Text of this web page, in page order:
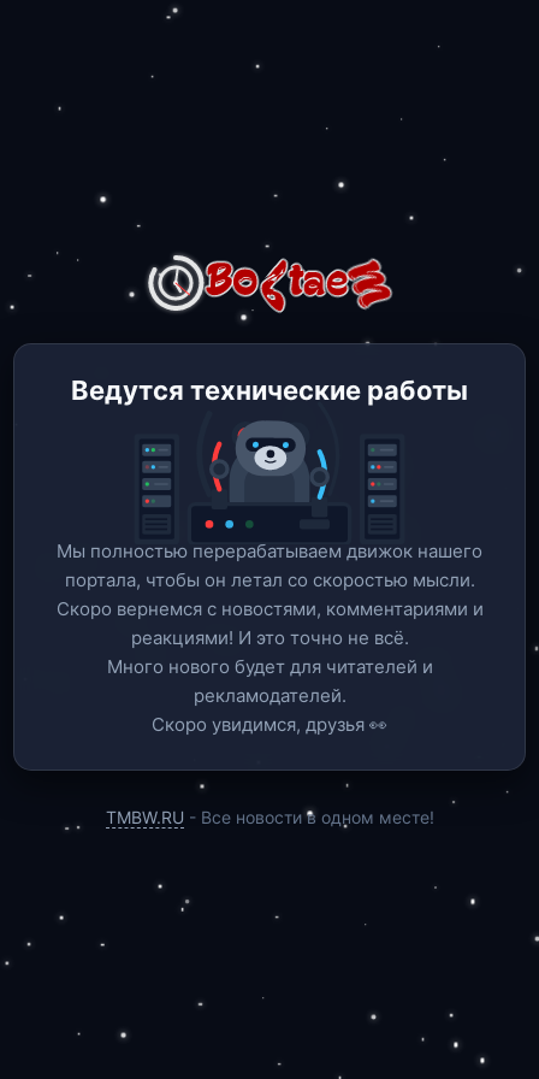
Ведутся технические работы
Мы полностью перерабатываем движок нашего
портала, чтобы он летал со скоростью мысли.
Скоро вернемся c новостями, комментариями и
реакциями! И это точно не всё.
Много нового будет для читателей и
рекламодателей.
Скоро увидимся, друзья 👀
TMBW.RU - Все новости в одном месте!